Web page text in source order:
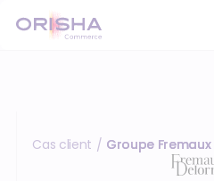
Cas client / Groupe